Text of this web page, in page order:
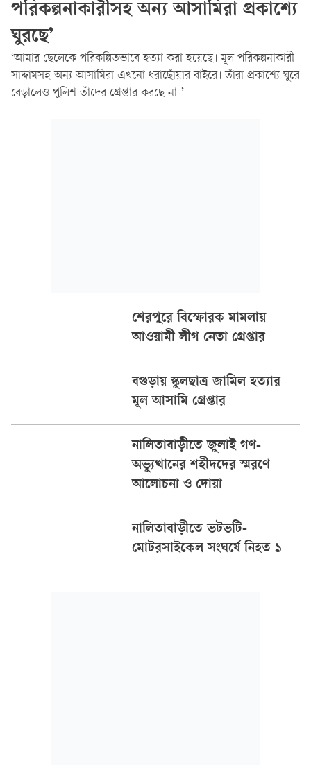
পরিকল্পনাকারীসহ অন্য আসামিরা প্রকাশ্যে
ঘুরছে’
‘আমার ছেলেকে পরিকল্পিতভাবে হত্যা করা হয়েছে। মূল পরিকল্পনাকারী
সাদ্দামসহ অন্য আসামিরা এখনো ধরাছোঁয়ার বাইরে। তাঁরা প্রকাশ্যে ঘুরে
বেড়ালেও পুলিশ তাঁদের গ্রেপ্তার করছে না।’
শেরপুরে বিস্ফোরক মামলায়
আওয়ামী লীগ নেতা গ্রেপ্তার
বগুড়ায় স্কুলছাত্র জামিল হত্যার
মূল আসামি গ্রেপ্তার
নালিতাবাড়ীতে জুলাই গণ-
অভ্যুত্থানের শহীদদের স্মরণে
আলোচনা ও দোয়া
নালিতাবাড়ীতে ভটভটি-
মোটরসাইকেল সংঘর্ষে নিহত ১